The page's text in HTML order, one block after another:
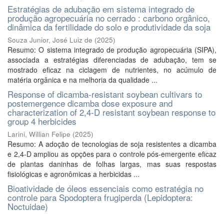
Estratégias de adubação em sistema integrado de
produção agropecuária no cerrado : carbono orgânico,
dinâmica da fertilidade do solo e produtividade da soja
Souza Junior, José Luiz de (2025)
Resumo: O sistema integrado de produção agropecuária (SIPA),
associada a estratégias diferenciadas de adubação, tem se
mostrado eficaz na ciclagem de nutrientes, no acúmulo de
matéria orgânica e na melhoria da qualidade ...
Response of dicamba-resistant soybean cultivars to
postemergence dicamba dose exposure and
characterization of 2,4-D resistant soybean response to
group 4 herbicides
Larini, Willian Felipe (2025)
Resumo: A adoção de tecnologias de soja resistentes a dicamba
e 2,4-D ampliou as opções para o controle pós-emergente eficaz
de plantas daninhas de folhas largas, mas suas respostas
fisiológicas e agronômicas a herbicidas ...
Bioatividade de óleos essenciais como estratégia no
controle para Spodoptera frugiperda (Lepidoptera:
Noctuidae)